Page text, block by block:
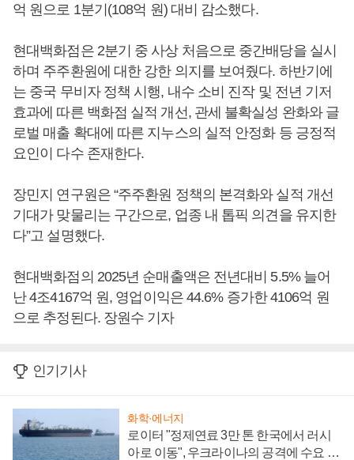
억 원으로 1분기(108억 원) 대비 감소했다.
현대백화점은 2분기 중 사상 처음으로 중간배당을 실시
하며 주주환원에 대한 강한 의지를 보여줬다. 하반기에
는 중국 무비자 정책 시행, 내수 소비 진작 및 전년 기저
효과에 따른 백화점 실적 개선, 관세 불확실성 완화와 글
로벌 매출 확대에 따른 지누스의 실적 안정화 등 긍정적
요인이 다수 존재한다.
장민지 연구원은 “주주환원 정책의 본격화와 실적 개선
기대가 맞물리는 구간으로, 업종 내 톱픽 의견을 유지한
다”고 설명했다.
현대백화점의 2025년 순매출액은 전년대비 5.5% 늘어
난 4조4167억 원, 영업이익은 44.6% 증가한 4106억 원
으로 추정된다. 장원수 기자
인기기사
화학·에너지
로이터 "정제연료 3만 톤 한국에서 러시
아로 이동", 우크라이나의 공격에 수요 늘